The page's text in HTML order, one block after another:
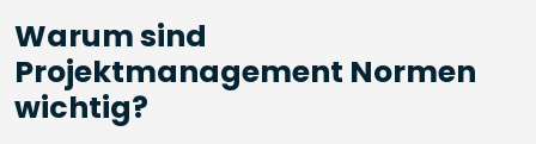
Warum sind
Projektmanagement Normen
wichtig?